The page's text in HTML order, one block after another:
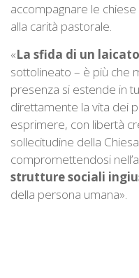
accompagnare le
alla carità pastorale.
«La sfida di un
sottolineato – è più che
presenza si estende in
direttamente la vita dei
esprimere, con libertà
sollecitudine della
compromettendosi
strutture sociali
della persona umana».